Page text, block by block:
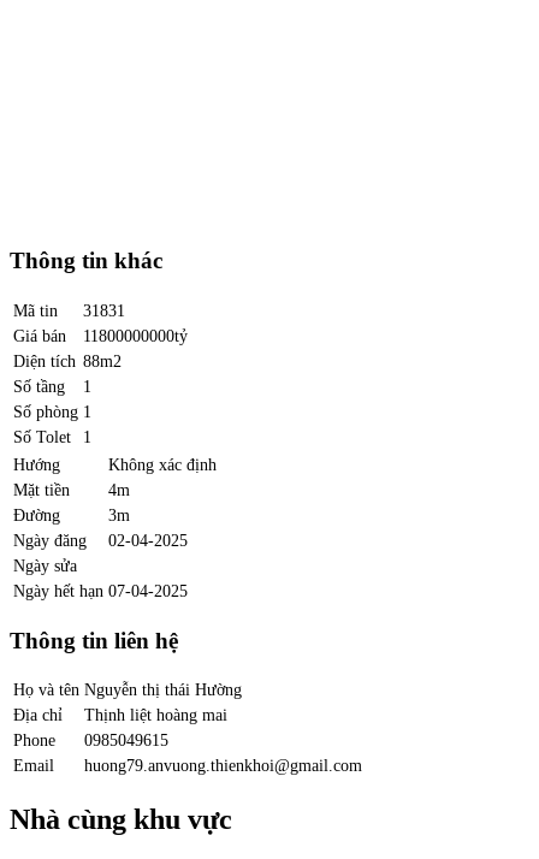
Thông tin khác
Mã tin
31831
Giá bán
11800000000tỷ
Diện tích 88m2
Số tầng
1
Số phòng 1
Số Tolet
1
Hướng
Không xác định
Mặt tiền
4m
Đường
3m
Ngày đăng
02-04-2025
Ngày sửa
Ngày hết hạn 07-04-2025
Thông tin liên hệ
Họ và tên Nguyễn thị thái Hường
Địa chỉ
Thịnh liệt hoàng mai
Phone
0985049615
Email
huong79.anvuong.thienkhoi@gmail.com
Nhà cùng khu vực